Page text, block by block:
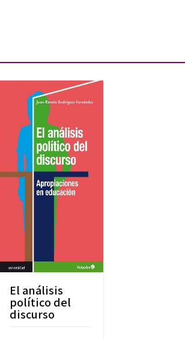
El análisis
político del
discurso